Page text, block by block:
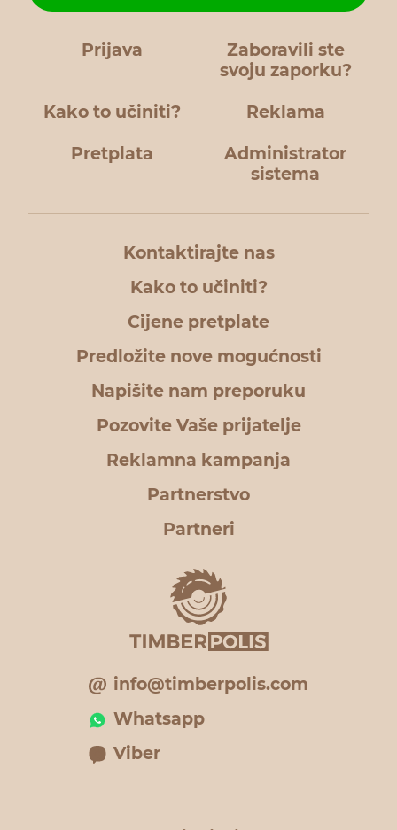
Prijava
Zaboravili ste
svoju zaporku?
Kako to učiniti? Reklama
Pretplata
Administrator
sistema
Kontaktirajte nas
Kako to učiniti?
Cijene pretplate
Predložite nove mogućnosti
Napišite nam preporuku
Pozovite Vaše prijatelje
Reklamna kampanja
Partnerstvo
Partneri
info@timberpolis.com
Whatsapp
Viber